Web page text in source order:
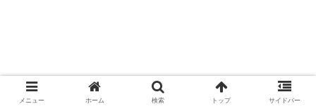
メニュー ホーム 検索 トップ サイドバー